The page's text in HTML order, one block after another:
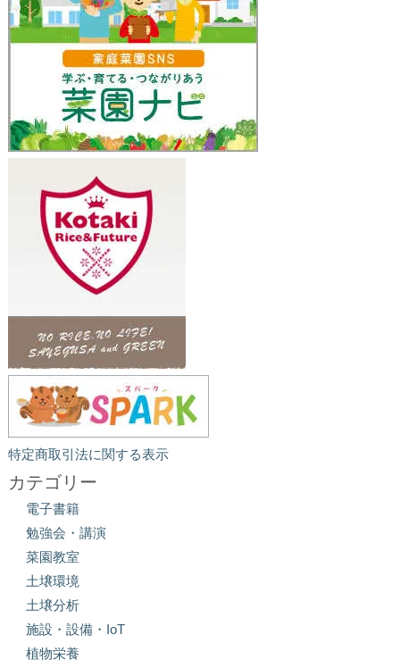
特定商取引法に関する表示
カテゴリー
電子書籍
勉強会・講演
菜園教室
土壌環境
土壌分析
施設・設備・IoT
植物栄養